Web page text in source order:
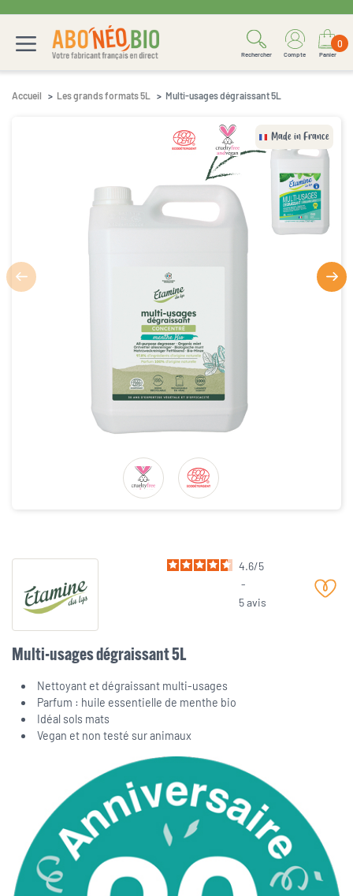
Rechercher Compte
0
Panier
Accueil Les grands formats 5L Multi-usages dégraissant 5L
Made in France
4.6/5
-
5avis
Multi-usages dégraissant 5L
Nettoyant et dégraissant multi-usages
Parfum : huile essentielle de menthe bio
Idéal sols mats
Vegan et non testé sur animaux